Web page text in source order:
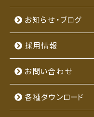
お知らせ・ブログ
採用情報
お問い合わせ
各種ダウンロード